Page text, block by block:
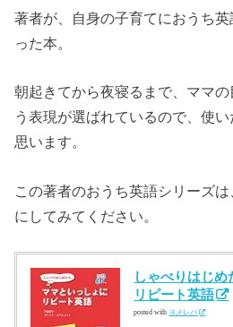
著者が、自身の子育てにおうち
った本。
朝起きてから夜寝るまで、ママ
う表現が選ばれているので、使
思います。
この著者のおうち英語シリーズ
にしてみてください。
しゃべりはじ
リピート英語
posted with ヨメレバ